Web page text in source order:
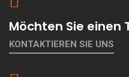
Möchten Sie einen
KONTAKTIEREN SIE UNS